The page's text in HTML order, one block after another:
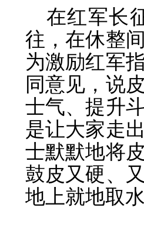
在红军长
往，在休整
为激励红军
同意见，说
士气、提升
是让大家走
士默默地将
鼓皮又硬、
地上就地取